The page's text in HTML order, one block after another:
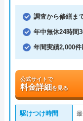
調査から修繕ま
年中無休24時間
年間実績2,000
公式サイトで
料金詳細を見る
駆けつけ時間